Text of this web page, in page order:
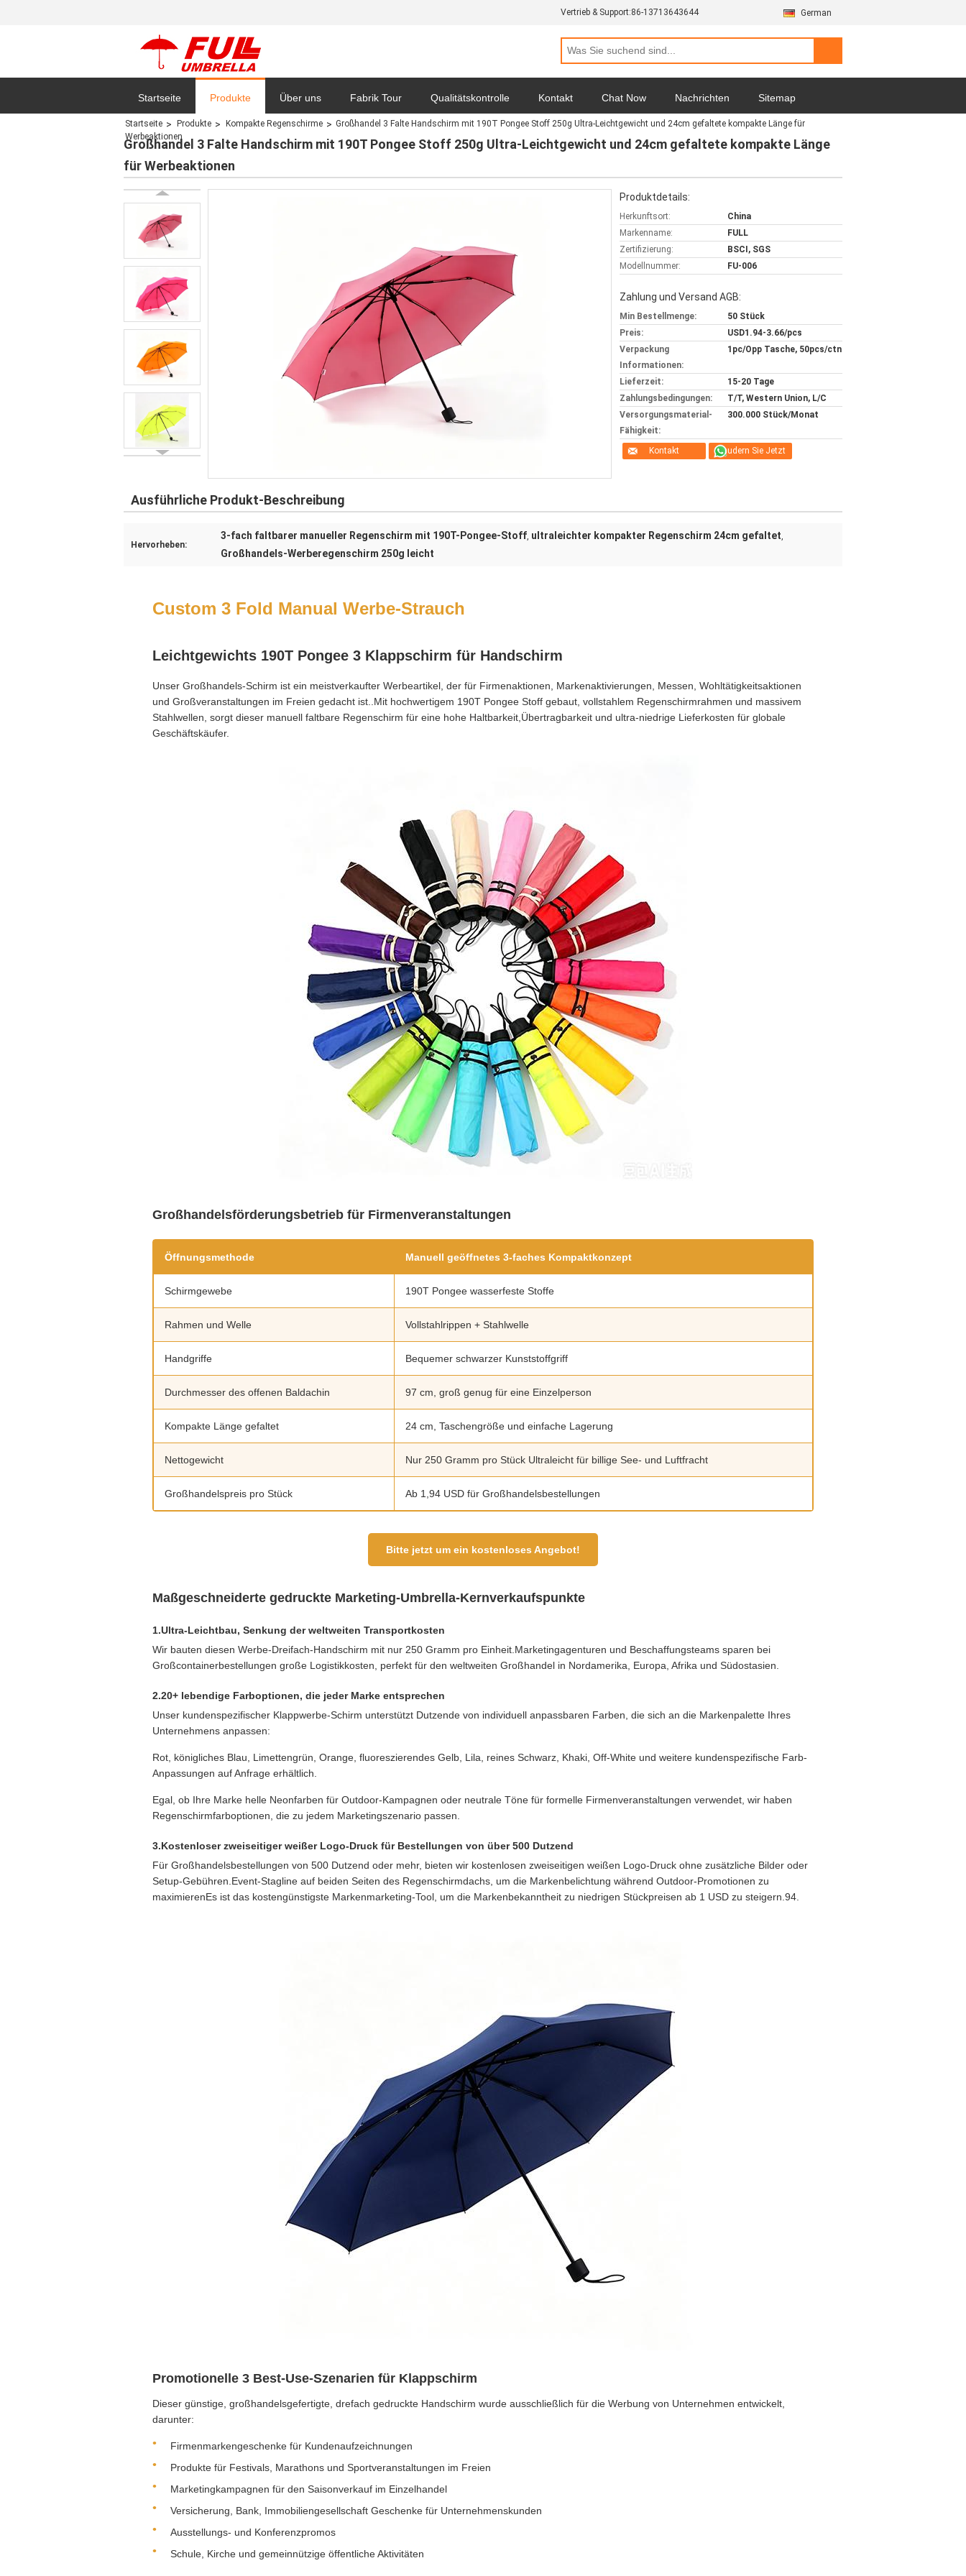
Vertrieb & Support:86-13713643644 German
Startseite Produkte Über uns Fabrik Tour Qualitätskontrolle Kontakt Chat Now Nachrichten Sitemap
Datenschutz-Bestimmungen Alle Fälle
Startseite Produkte Kompakte Regenschirme
Großhandel 3 Falte Handschirm mit 190T Pongee Stoff 250g Ultra-Leichtgewicht und 24cm gefaltete kompakte Länge für
Werbeaktionen
Großhandel 3 Falte Handschirm mit 190T Pongee Stoff 250g Ultra-Leichtgewicht und 24cm gefaltete kompakte Länge
für Werbeaktionen
Produktdetails:
Herkunftsort:
China
Markenname:
FULL
Zertifizierung:
BSCI, SGS
Modellnummer:
FU-006
Zahlung und Versand AGB:
Min Bestellmenge:
50 Stück
Preis:
USD1.94-3.66/pcs
Verpackung
Informationen:
1pc/Opp Tasche, 50pcs/ctn
Lieferzeit:
15-20 Tage
Zahlungsbedingungen:
T/T, Western Union, L/C
Versorgungsmaterial-
Fähigkeit:
300.000 Stück/Monat
Kontakt Plaudern Sie Jetzt
Ausführliche Produkt-Beschreibung
Hervorheben:
3-fach faltbarer manueller Regenschirm mit 190T-Pongee-Stoff, ultraleichter kompakter Regenschirm 24cm gefaltet,
Großhandels-Werberegenschirm 250g leicht
Custom 3 Fold Manual Werbe-Strauch
Leichtgewichts 190T Pongee 3 Klappschirm für Handschirm
Unser Großhandels-Schirm ist ein meistverkaufter Werbeartikel, der für Firmenaktionen, Markenaktivierungen, Messen, Wohltätigkeitsaktionen
und Großveranstaltungen im Freien gedacht ist..Mit hochwertigem 190T Pongee Stoff gebaut, vollstahlem Regenschirmrahmen und massivem
Stahlwellen, sorgt dieser manuell faltbare Regenschirm für eine hohe Haltbarkeit,Übertragbarkeit und ultra-niedrige Lieferkosten für globale
Geschäftskäufer.
Großhandelsförderungsbetrieb für Firmenveranstaltungen
Öffnungsmethode Manuell geöffnetes 3-faches Kompaktkonzept
Schirmgewebe 190T Pongee wasserfeste Stoffe
Rahmen und Welle Vollstahlrippen + Stahlwelle
Handgriffe Bequemer schwarzer Kunststoffgriff
Durchmesser des offenen Baldachin 97 cm, groß genug für eine Einzelperson
Kompakte Länge gefaltet 24 cm, Taschengröße und einfache Lagerung
Nettogewicht Nur 250 Gramm pro Stück Ultraleicht für billige See- und Luftfracht
Großhandelspreis pro Stück Ab 1,94 USD für Großhandelsbestellungen
Bitte jetzt um ein kostenloses Angebot!
Maßgeschneiderte gedruckte Marketing-Umbrella-Kernverkaufspunkte
1.Ultra-Leichtbau, Senkung der weltweiten Transportkosten
Wir bauten diesen Werbe-Dreifach-Handschirm mit nur 250 Gramm pro Einheit.Marketingagenturen und Beschaffungsteams sparen bei
Großcontainerbestellungen große Logistikkosten, perfekt für den weltweiten Großhandel in Nordamerika, Europa, Afrika und Südostasien.
2.20+ lebendige Farboptionen, die jeder Marke entsprechen
Unser kundenspezifischer Klappwerbe-Schirm unterstützt Dutzende von individuell anpassbaren Farben, die sich an die Markenpalette Ihres
Unternehmens anpassen:
Rot, königliches Blau, Limettengrün, Orange, fluoreszierendes Gelb, Lila, reines Schwarz, Khaki, Off-White und weitere kundenspezifische Farb-
Anpassungen auf Anfrage erhältlich.
Egal, ob Ihre Marke helle Neonfarben für Outdoor-Kampagnen oder neutrale Töne für formelle Firmenveranstaltungen verwendet, wir haben
Regenschirmfarboptionen, die zu jedem Marketingszenario passen.
3.Kostenloser zweiseitiger weißer Logo-Druck für Bestellungen von über 500 Dutzend
Für Großhandelsbestellungen von 500 Dutzend oder mehr, bieten wir kostenlosen zweiseitigen weißen Logo-Druck ohne zusätzliche Bilder oder
Setup-Gebühren.Event-Stagline auf beiden Seiten des Regenschirmdachs, um die Markenbelichtung während Outdoor-Promotionen zu
maximierenEs ist das kostengünstigste Markenmarketing-Tool, um die Markenbekanntheit zu niedrigen Stückpreisen ab 1 USD zu steigern.94.
Promotionelle 3 Best-Use-Szenarien für Klappschirm
Dieser günstige, großhandelsgefertigte, drefach gedruckte Handschirm wurde ausschließlich für die Werbung von Unternehmen entwickelt,
darunter:
Firmenmarkengeschenke für Kundenaufzeichnungen
Produkte für Festivals, Marathons und Sportveranstaltungen im Freien
Marketingkampagnen für den Saisonverkauf im Einzelhandel
Versicherung, Bank, Immobiliengesellschaft Geschenke für Unternehmenskunden
Ausstellungs- und Konferenzpromos
Schule, Kirche und gemeinnützige öffentliche Aktivitäten